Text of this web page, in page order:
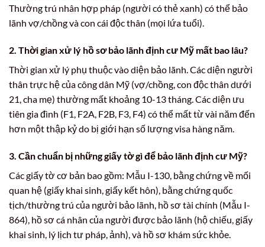
Thường trú nhân hợp pháp (người có thẻ xanh) có thể bảo
lãnh vợ/chồng và con cái độc thân (mọi lứa tuổi).
2. Thời gian xử lý hồ sơ bảo lãnh định cư Mỹ mất bao lâu?
Thời gian xử lý phụ thuộc vào diện bảo lãnh. Các diện người
thân trực hệ của công dân Mỹ (vợ/chồng, con độc thân dưới
21, cha mẹ) thường mất khoảng 10-13 tháng. Các diện ưu
tiên gia đình (F1, F2A, F2B, F3, F4) có thể mất từ vài năm đến
hơn một thập kỷ do bị giới hạn số lượng visa hàng năm.
3. Cần chuẩn bị những giấy tờ gì để bảo lãnh định cư Mỹ?
Các giấy tờ cơ bản bao gồm: Mẫu I-130, bằng chứng về mối
quan hệ (giấy khai sinh, giấy kết hôn), bằng chứng quốc
tịch/thường trú của người bảo lãnh, hồ sơ tài chính (Mẫu I-
864), hồ sơ cá nhân của người được bảo lãnh (hộ chiếu, giấy
khai sinh, lý lịch tư pháp, ảnh), và hồ sơ khám sức khỏe.